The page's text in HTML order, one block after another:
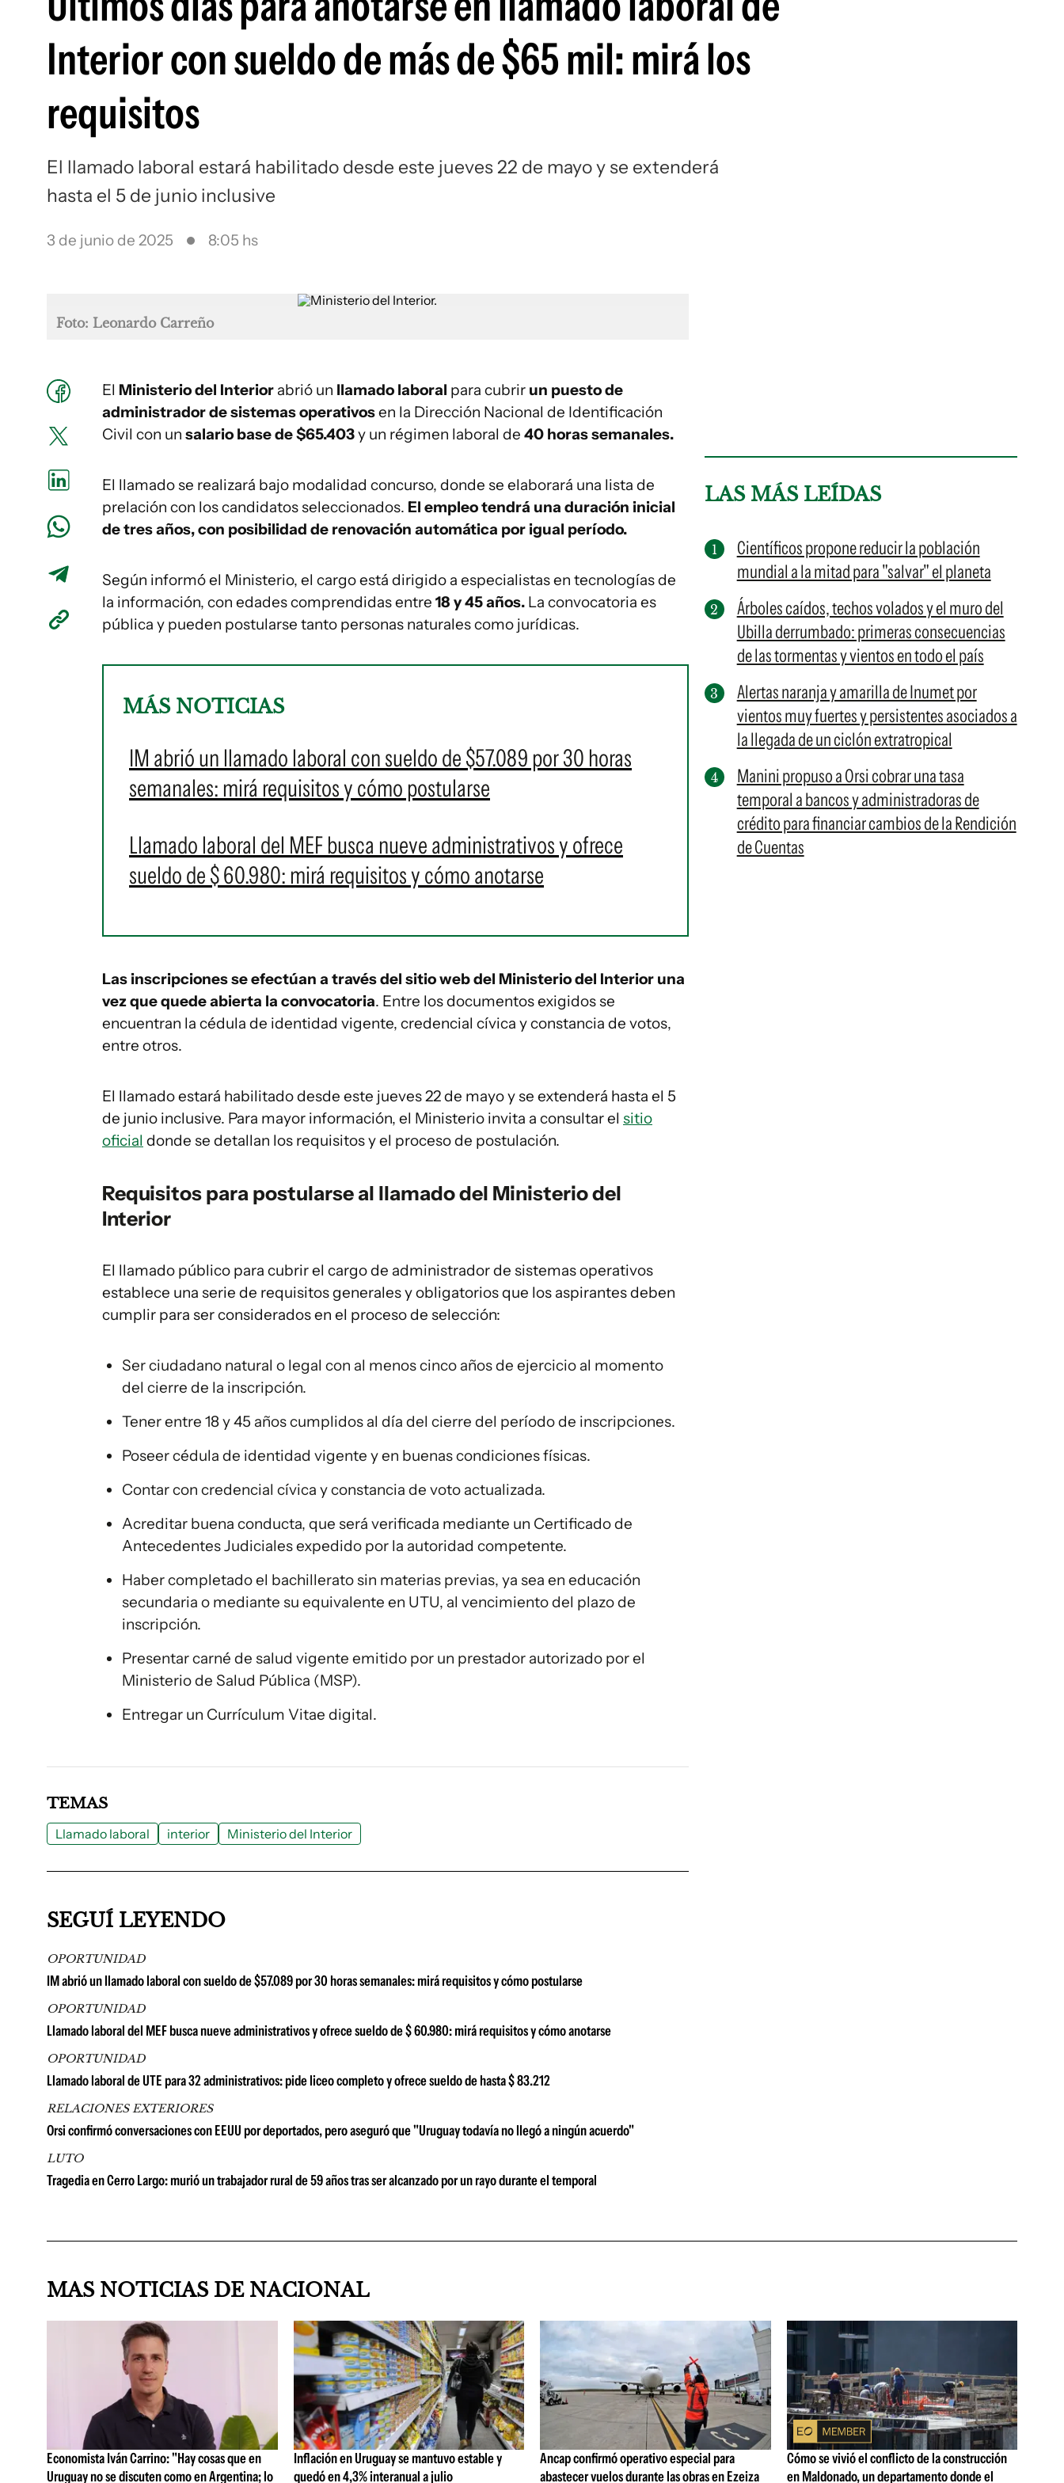
Interior con sueldo de más de $65 mil: mirá los
requisitos
El llamado laboral estará habilitado desde este jueves 22 de mayo y se extenderá
hasta el 5 de junio inclusive
3 de junio de 2025 8:05 hs
Foto: Leonardo Carreño
El Ministerio del Interior abrió un llamado laboral para cubrir un puesto de
administrador de sistemas operativosen la Dirección Nacional de Identificación
Civil con un salario base de $65.403y un régimen laboral de 40 horas semanales.
El llamado se realizará bajo modalidad concurso, donde se elaborará una lista de
prelación con los candidatos seleccionados. El empleo tendrá una duración inicial
de tres años, con posibilidad de renovación automática por igual período.
Según informó el Ministerio, el cargo está dirigido a especialistas en tecnologías de
la información, con edades comprendidas entre 18 y 45años. La convocatoria es
pública y pueden postularse tanto personas naturales como jurídicas.
MÁS NOTICIAS
IM abrió un llamado laboral con sueldo de $57.089 por 30 horas
semanales: mirá requisitos y cómo postularse
Llamado laboral del MEF busca nueve administrativos y ofrece
sueldo de $ 60.980: mirá requisitos y cómo anotarse
Las inscripciones se efectúan a través del sitio web del Ministerio del Interior una
vez que quede abierta la convocatoria. Entre los documentos exigidos se
encuentran la cédula de identidad vigente, credencial cívica y constancia de votos,
entre otros.
El llamado estará habilitado desde este jueves 22 de mayo y se extenderá hasta el 5
de junio inclusive. Para mayor información, el Ministerio invita a consultar el sitio
oficial donde se detallan los requisitos y el proceso de postulación.
Requisitos para postularse al llamado del Ministerio del
Interior
El llamado público para cubrir el cargo de administrador de sistemas operativos
establece una serie de requisitos generales y obligatorios que los aspirantes deben
cumplir para ser considerados en el proceso de selección:
Ser ciudadano natural o legal con al menos cinco años de ejercicio al momento
del cierre de la inscripción.
Tener entre 18 y 45 años cumplidos al día del cierre del período de inscripciones.
Poseer cédula de identidad vigente y en buenas condiciones físicas.
Contar con credencial cívica y constancia de voto actualizada.
Acreditar buena conducta, que será verificada mediante un Certificado de
Antecedentes Judiciales expedido por la autoridad competente.
Haber completado el bachillerato sin materias previas, ya sea en educación
secundaria o mediante su equivalente en UTU, al vencimiento del plazo de
inscripción.
Presentar carné de salud vigente emitido por un prestador autorizado por el
Ministerio de Salud Pública (MSP).
Entregar un Currículum Vitae digital.
LAS MÁS LEÍDAS
Científicos propone reducir la población
mundial a la mitad para "salvar" el planeta
Árboles caídos, techos volados y el muro del
Ubilla derrumbado: primeras consecuencias
de las tormentas y vientos en todo el país
Alertas naranja y amarilla de Inumet por
vientos muy fuertes y persistentes asociados a
la llegada de un ciclón extratropical
Manini propuso a Orsi cobrar una tasa
temporal a bancos y administradoras de
crédito para financiar cambios de la Rendición
de Cuentas
TEMAS
Llamado laboral interior Ministerio del Interior
SEGUÍ LEYENDO
OPORTUNIDAD
IM abrió un llamado laboral con sueldo de $57.089 por 30 horas semanales: mirá requisitos y cómo postularse
OPORTUNIDAD
Llamado laboral del MEF busca nueve administrativos y ofrece sueldo de $ 60.980: mirá requisitos y cómo anotarse
OPORTUNIDAD
Llamado laboral de UTE para 32 administrativos: pide liceo completo y ofrece sueldo de hasta $ 83.212
RELACIONES EXTERIORES
Orsi confirmó conversaciones con EEUU por deportados, pero aseguró que "Uruguay todavía no llegó a ningún acuerdo"
LUTO
Tragedia en Cerro Largo: murió un trabajador rural de 59 años tras ser alcanzado por un rayo durante el temporal
MAS NOTICIAS DE NACIONAL
Economista Iván Carrino: "Hay cosas que en
Uruguay no se discuten como en Argentina; lo
Inflación en Uruguay se mantuvo estable y
quedó en 4,3% interanual a julio
Ancap confirmó operativo especial para
abastecer vuelos durante las obras en Ezeiza
Cómo se vivió el conflicto de la construcción
en Maldonado, un departamento donde el